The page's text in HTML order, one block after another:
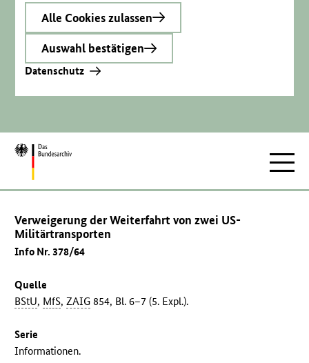
Alle Cookies zulassen
Auswahl bestätigen
Datenschutz
Zur
Verweigerung der Weiterfahrt von zwei US-
Militärtransporten
Info Nr. 378/64
Quelle
BStU, MfS,ZAIG 854, Bl. 6–7 (5. Expl.).
Serie
Informationen.